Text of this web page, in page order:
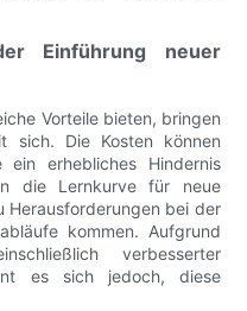
Einführung neuer
Vorteile bieten, bringen
sich. Die Kosten können
erhebliches Hindernis
die Lernkurve für neue
Herausforderungen bei der
kommen. Aufgrund
verbesserter
es sich jedoch, diese